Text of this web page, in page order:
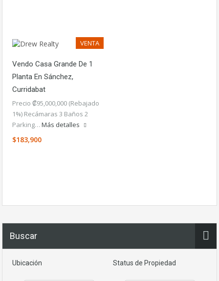
VENTA
Vendo Casa Grande De 1
Planta En Sánchez,
Curridabat
Precio ₡95,000,000 (Rebajado
1%) Recámaras 3 Baños 2
Parking… Más detalles
$183,900
Buscar
Ubicación Status de Propiedad